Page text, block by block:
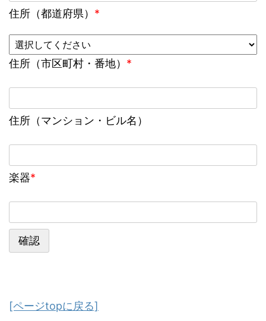
住所（都道府県） *
住所（市区町村・番地） *
住所（マンション・ビル名）
楽器*
[ページtopに戻る]